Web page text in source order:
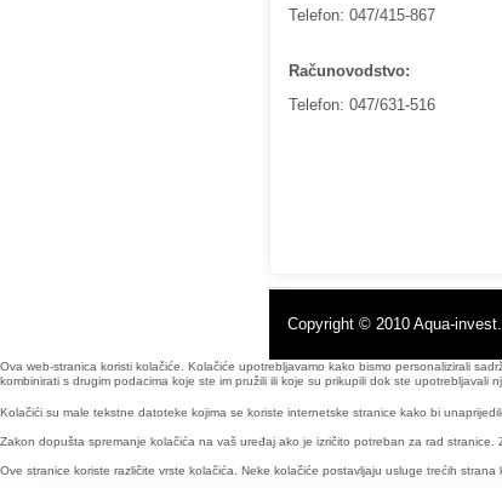
Telefon: 047/415-867
Računovodstvo:
Telefon: 047/631-516
Copyright © 2010 Aqua-
Ova web-stranica koristi kolačiće. Kolačiće upotrebljavamo kako bismo personalizirali
kombinirati s drugim podacima koje ste im pružili ili koje su prikupili dok ste
Kolačići su male tekstne datoteke kojima se koriste internetske stranice kako bi
Zakon dopušta spremanje kolačića na vaš uređaj ako je izričito potreban za rad
Ove stranice koriste različite vrste kolačića. Neke kolačiće postavljaju usluge trećih strana